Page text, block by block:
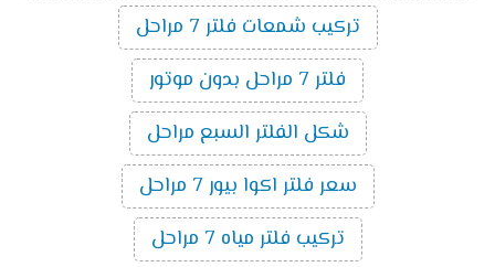
تركيب شمعات فلتر 7 مراحل
فلتر 7 مراحل بدون موتور
شكل الفلتر السبع مراحل
سعر فلتر اكوا بيور 7 مراحل
تركيب فلتر مياه 7 مراحل